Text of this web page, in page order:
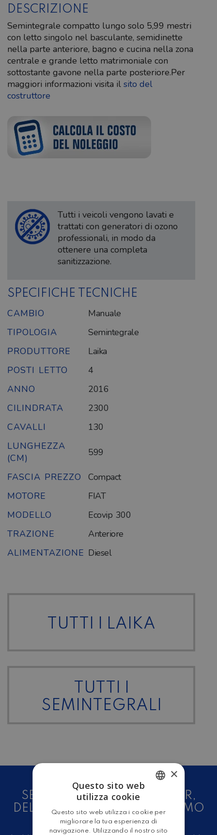
DESCRIZIONE
Semintegrale compatto lungo solo 5,99 mestri
con letto singolo nel basculante, semidinette
nella parte anteriore, bagno e cucina nella zona
centrale e grande letto matrimoniale con
sottostante gavone nella parte posteriore.Per
maggiori informazioni visita il sito del
costruttore
Tutti i veicoli vengono lavati e
trattati con generatori di ozono
professionali, in modo da
ottenere una completa
sanitizzazione.
SPECIFICHE TECNICHE
CAMBIO
Manuale
TIPOLOGIA
Semintegrale
PRODUTTORE
Laika
POSTI LETTO
4
ANNO
2016
CILINDRATA
2300
CAVALLI
130
LUNGHEZZA
(CM)
599
FASCIA PREZZO
Compact
MOTORE
FIAT
MODELLO
Ecovip 300
TRAZIONE
Anteriore
ALIMENTAZIONE Diesel
TUTTI I LAIKA
TUTTI I
SEMINTEGRALI
SEI UN AMANTE DEL CAMPER,
DELLE CARAVAN E DEL TURISMO
ALL'ARIA APERTA?ENGLISH
×
Questo sito web
utilizza cookie
Questo sito web utilizza i cookie per
migliorare la tua esperienza di
navigazione. Utilizzando il nostro sito